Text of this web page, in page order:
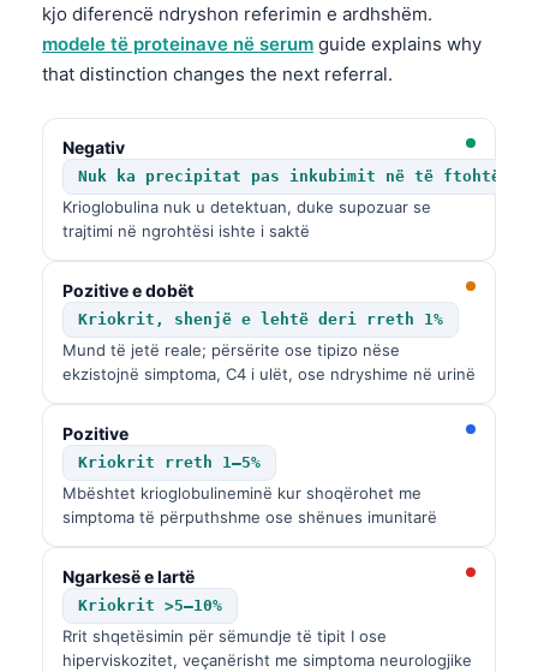
kjo diferencë ndryshon referimin e ardhshëm.
modele të proteinave në serum guide explains why
that distinction changes the next referral.
Negativ
Nuk ka precipitat pas inkubimit në të ftohtë
Krioglobulina nuk u detektuan, duke supozuar se
trajtimi në ngrohtësi ishte i saktë
Pozitive e dobët
Kriokrit, shenjë e lehtë deri rreth 1%
Mund të jetë reale; përsërite ose tipizo nëse
ekzistojnë simptoma, C4 i ulët, ose ndryshime në urinë
Pozitive
Kriokrit rreth 1–5%
Mbështet krioglobulineminë kur shoqërohet me
simptoma të përputhshme ose shënues imunitarë
Ngarkesë e lartë
Kriokrit >5–10%
Rrit shqetësimin për sëmundje të tipit I ose
hiperviskozitet, veçanërisht me simptoma neurologjike